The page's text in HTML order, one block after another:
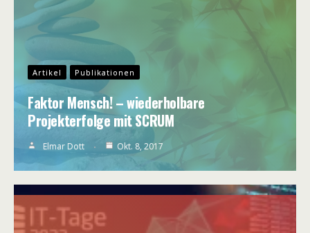
Artikel Publikationen
Faktor Mensch! – wiederholbare
Projekterfolge mit SCRUM
Elmar Dott Okt. 8, 2017